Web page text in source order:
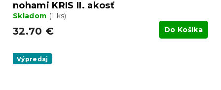
nohami KRIS II. akosť
Skladom (1 ks)
32.70 € Do Košíka
Výpredaj